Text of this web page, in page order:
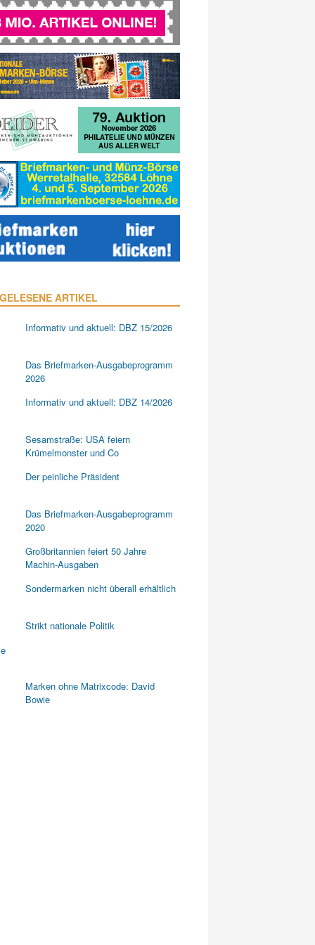
ARTIKEL
Informativ und aktuell: DBZ 15/2026
Das Briefmarken-Ausgabeprogramm
2026
Informativ und aktuell: DBZ 14/2026
Sesamstraße: USA feiern
Krümelmonster und Co
Der peinliche Präsident
Das Briefmarken-Ausgabeprogramm
2020
Großbritannien feiert 50 Jahre
Machin-Ausgaben
Sondermarken nicht überall erhältlich
Strikt nationale Politik
Marken ohne Matrixcode: David
Bowie